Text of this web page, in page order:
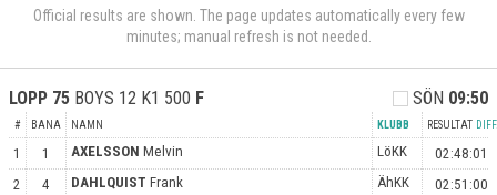
Official results are shown. The page updates automatically every few
minutes; manual refresh is not needed.
LOPP 75 BOYS 12 K1 500 F SÖN 09:50
# BANA NAMN KLUBB RESULTAT
1 1 AXELSSON Melvin LöKK
02:48:01
2
4 DAHLQUIST Frank ÄhKK
02:51:00